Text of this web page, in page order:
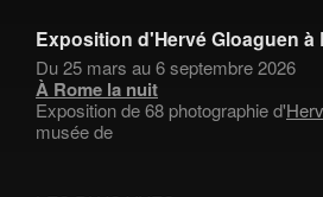
Exposition d'Hervé Gloaguen à
Du 25 mars au 6 septembre 2026
À Rome la nuit
Exposition de 68 photographie d'
musée de